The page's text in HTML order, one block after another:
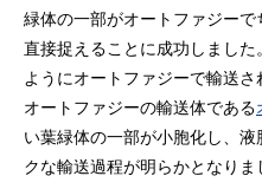
緑体の一部がオートファジー
直接捉えることに成功しまし
ようにオートファジーで輸送さ
オートファジーの輸送体である
い葉緑体の一部が小胞化し、
クな輸送過程が明らかとなりま